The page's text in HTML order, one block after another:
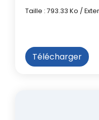
Taille : 793.33 Ko /
Télécharger